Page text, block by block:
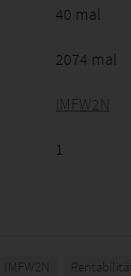
40 mal
2074 mal
IMFW2N
1
IMFW2N